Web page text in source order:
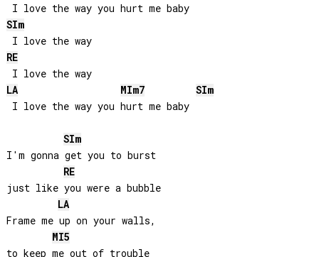
I love the way you hurt me baby
SIm
I love the way
RE
I love the way
LA
MIm7 SIm
I love the way you hurt me baby
SIm
I'm gonna get you to burst
RE
just like you were a bubble
LA
Frame me up on your walls,
MI5
to keep me out of trouble